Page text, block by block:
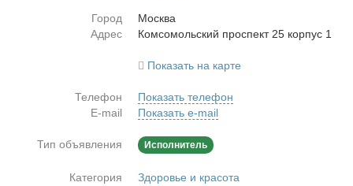
Город
Москва
Адрес
Ком­со­моль­ский про­спект 25 кор­пус 1
Показать на карте
Телефон
Показать телефон
E-mail
Показать e-mail
Тип объявления Исполнитель
Категория
Здоровье и красота